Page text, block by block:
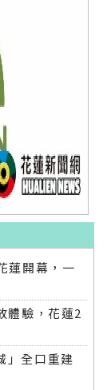
蓮開幕，一
體驗，花蓮2
」全口重建